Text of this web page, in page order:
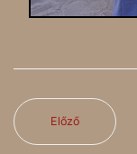
Előző